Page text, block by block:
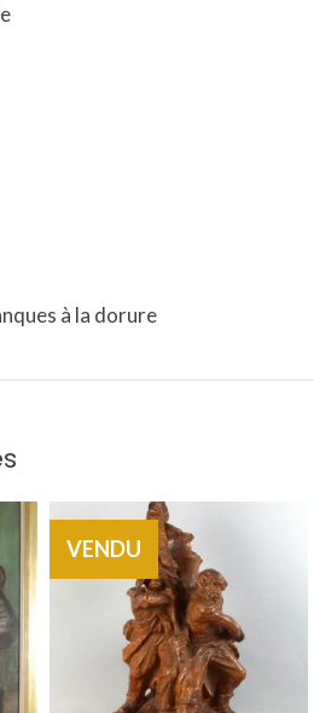
à la dorure
VENDU